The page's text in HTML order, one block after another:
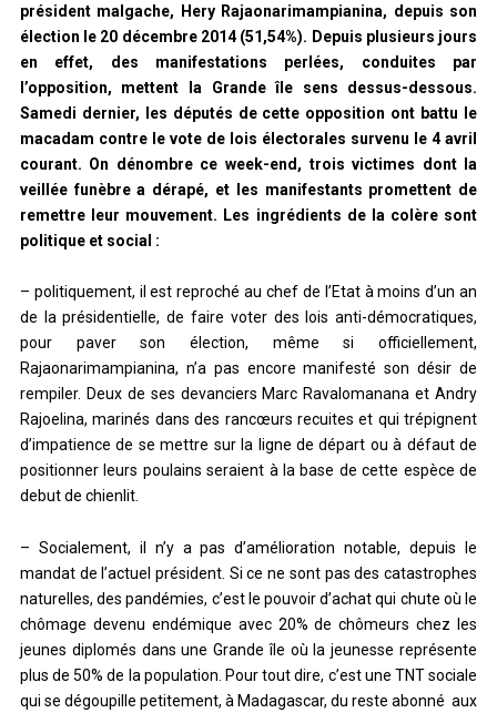
président malgache, Hery Rajaonarimampianina, depuis son
élection le 20 décembre 2014 (51,54%). Depuis plusieurs jours
en effet, des manifestations perlées, conduites par
l’opposition, mettent la Grande île sens dessus-dessous.
Samedi dernier, les députés de cette opposition ont battu le
macadam contre le vote de lois électorales survenu le 4 avril
courant. On dénombre ce week-end, trois victimes dont la
veillée funèbre a dérapé, et les manifestants promettent de
remettre leur mouvement. Les ingrédients de la colère sont
politique et social :
– politiquement, il est reproché au chef de l’Etat à moins d’un an
de la présidentielle, de faire voter des lois anti-démocratiques,
pour paver son élection, même si officiellement,
Rajaonarimampianina, n’a pas encore manifesté son désir de
rempiler. Deux de ses devanciers Marc Ravalomanana et Andry
Rajoelina, marinés dans des rancœurs recuites et qui trépignent
d’impatience de se mettre sur la ligne de départ ou à défaut de
positionner leurs poulains seraient à la base de cette espèce de
debut de chienlit.
– Socialement, il n’y a pas d’amélioration notable, depuis le
mandat de l’actuel président. Si ce ne sont pas des catastrophes
naturelles, des pandémies, c’est le pouvoir d’achat qui chute où le
chômage devenu endémique avec 20% de chômeurs chez les
jeunes diplomés dans une Grande île où la jeunesse représente
plus de 50% de la population. Pour tout dire, c’est une TNT sociale
qui se dégoupille petitement, à Madagascar, du reste abonné aux